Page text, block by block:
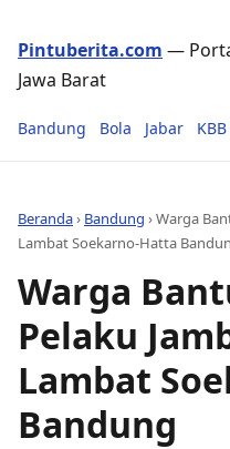
Pintuberita.com —
Jawa Barat
Bandung Bola Jabar KBB
Beranda› Bandung ›Warga
Lambat Soekarno-Hatta
Warga
Pelaku
Lambat
Bandung